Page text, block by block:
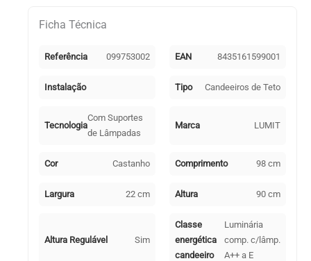
SOGA
C.98xL.22xAlt.Reg.cm
Castanho
Ficha Técnica
Referência 099753002 EAN 8435161599001
Instalação Tipo Candeeiros de Teto
Tecnologia
Com Suportes
de Lâmpadas
Marca LUMIT
Cor Castanho Comprimento 98 cm
Largura 22 cm Altura 90 cm
Altura Regulável Sim
Classe
energética
candeeiro
Luminária
comp. c/lâmp.
A++ a E